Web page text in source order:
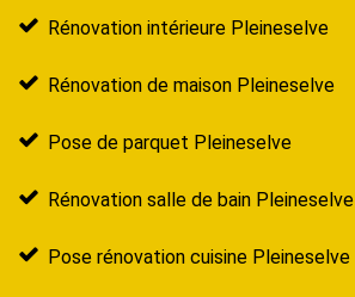
Rénovation intérieure Pleineselve
Rénovation de maison Pleineselve
Pose de parquet Pleineselve
Rénovation salle de bain Pleineselve
Pose rénovation cuisine Pleineselve